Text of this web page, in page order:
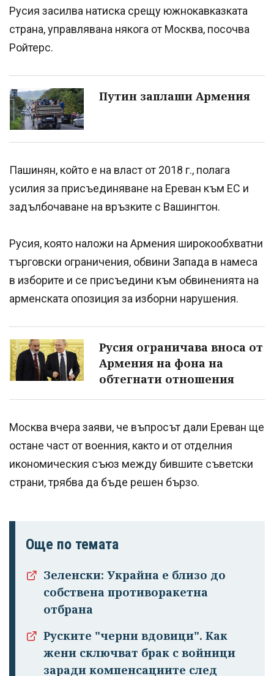
излязохте от
профила си!
Русия засилва натиска срещу южнокавказката
страна, управлявана някога от Москва, посочва
Ройтерс.
Путин заплаши Армения
Пашинян, който е на власт от 2018 г., полага
усилия за присъединяване на Ереван към ЕС и
задълбочаване на връзките с Вашингтон.
Русия, която наложи на Армения широкообхватни
търговски ограничения, обвини Запада в намеса
в изборите и се присъедини към обвиненията на
арменската опозиция за изборни нарушения.
Русия ограничава вноса от
Армения на фона на
обтегнати отношения
Москва вчера заяви, че въпросът дали Ереван ще
остане част от военния, както и от отделния
икономическия съюз между бившите съветски
страни, трябва да бъде решен бързо.
Още по темата
Зеленски: Украйна е близо до
собствена противоракетна
отбрана
Руските "черни вдовици". Как
жени сключват брак с войници
заради компенсациите след